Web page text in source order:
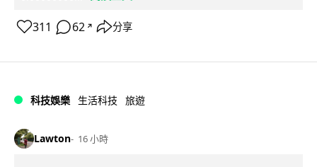
311 62 ↗ 分享
科技娛樂 生活科技 旅遊
Lawton 16 小時